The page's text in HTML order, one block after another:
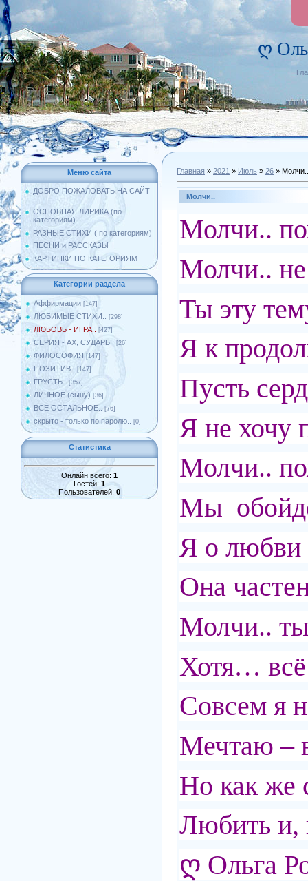
ღ
Меню сайта
ДОБРО ПОЖАЛОВАТЬ НА САЙТ
!!!
ОСНОВНАЯ ЛИРИКА (по
категориям)
РАЗНЫЕ СТИХИ ( по категориям)
ПЕСНИ и РАССКАЗЫ
КАРТИНКИ ПО КАТЕГОРИЯМ
Категории раздела
Аффирмации [147]
ЛЮБИМЫЕ СТИХИ.. [298]
ЛЮБОВЬ - ИГРА.. [427]
СЕРИЯ - АХ, СУДАРЬ.. [26]
ФИЛОСОФИЯ [147]
ПОЗИТИВ.. [147]
ГРУСТЬ.. [357]
ЛИЧНОЕ (сыну) [36]
ВСЁ ОСТАЛЬНОЕ.. [76]
скрыто - только по паролю.. [0]
Статистика
Онлайн всего: 1
Гостей: 1
Пользователей: 0
Главная » 2021 » Июль » 26 » Молчи..
Молчи..
Молчи..
Молчи..
Ты эту
Я к
Пусть
Я не хочу
Молчи..
Мы
Я о любви
Она
Молчи..
Хотя…
Совсем я
Мечтаю –
Но как же
Любить и,
ღ Ольга